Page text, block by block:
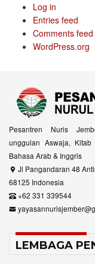
Log in
Entries feed
Comments feed
WordPress.org
Pesantren Nuris
unggulan Aswaja,
Bahasa Arab & Inggris
Jl Pangandaran 48
68125 Indonesia
+62 331 339544
LEMBAGA